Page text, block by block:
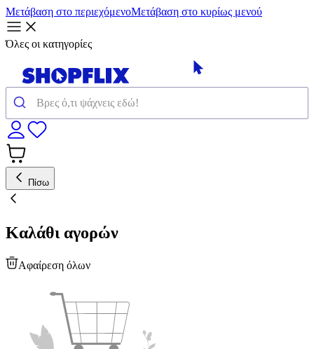
Μετάβαση στο περιεχόμενοΜετάβαση στο κυρίως μενού
Όλες οι κατηγορίες
Πίσω
Καλάθι αγορών
Αφαίρεση όλων